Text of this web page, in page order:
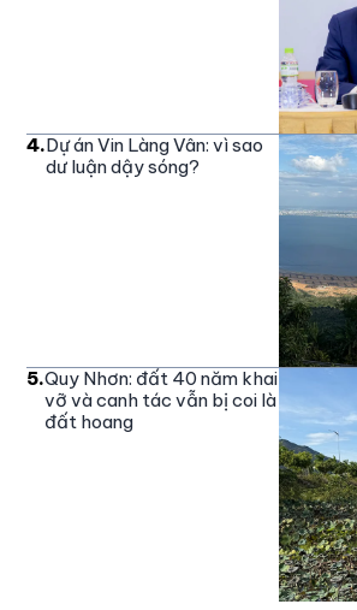
4.Dự án Vin Làng Vân: vì sao
dư luận dậy sóng?
5.Quy Nhơn: đất 40 năm khai
vỡ và canh tác vẫn bị coi là
đất hoang